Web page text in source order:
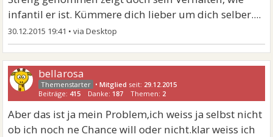
infantil er ist. Kümmere dich lieber um dich selber....
30.12.2015 19:41 •
bellarosa
•Mitglied seit: 29.12.2015
Beiträge: 415 Danke: 187 Themen: 2
Aber das ist ja mein Problem,ich weiss ja selbst nicht
ob ich noch ne Chance will oder nicht.klar weiss ich